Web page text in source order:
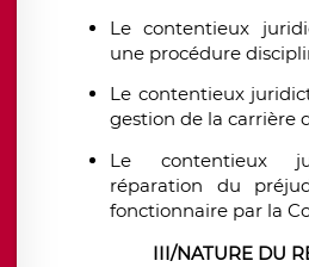
Le contentieux
une procédure
Le contentieux
gestion de la carrière
Le contentieux
réparation du
fonctionnaire par la
III/NATURE DU